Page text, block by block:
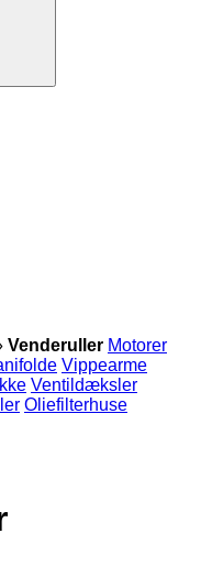
Venderuller Motorer
Vippearme
Ventildæksler
Oliefilterhuse